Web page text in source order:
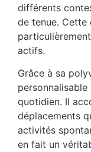
différents
de tenue. Cette
actifs.
Grâce à sa
personnalisable
quotidien. Il
déplacements
activités
en fait un